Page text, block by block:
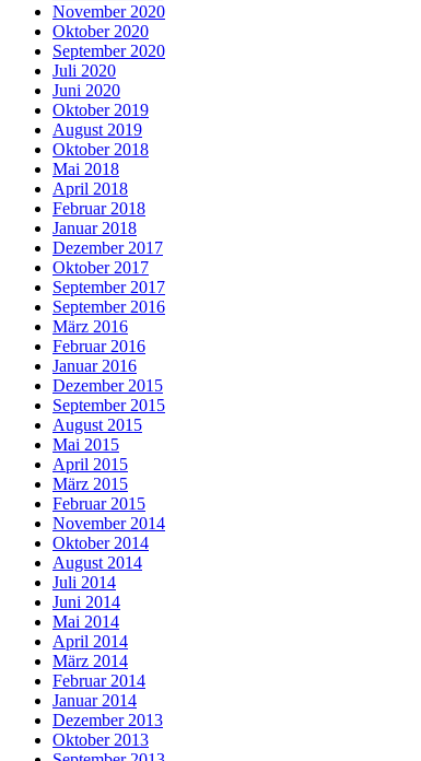
November 2020
Oktober 2020
September 2020
Juli 2020
Juni 2020
Oktober 2019
August 2019
Oktober 2018
Mai 2018
April 2018
Februar 2018
Januar 2018
Dezember 2017
Oktober 2017
September 2017
September 2016
März 2016
Februar 2016
Januar 2016
Dezember 2015
September 2015
August 2015
Mai 2015
April 2015
März 2015
Februar 2015
November 2014
Oktober 2014
August 2014
Juli 2014
Juni 2014
Mai 2014
April 2014
März 2014
Februar 2014
Januar 2014
Dezember 2013
Oktober 2013